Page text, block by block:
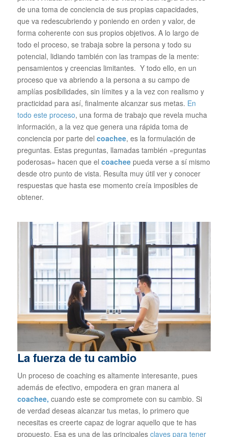
de una toma de conciencia de sus propias capacidades,
que va redescubriendo y poniendo en orden y valor, de
forma coherente con sus propios objetivos. A lo largo de
todo el proceso, se trabaja sobre la persona y todo su
potencial, lidiando también con las trampas de la mente:
pensamientos y creencias limitantes. Y todo ello, en un
proceso que va abriendo a la persona a su campo de
amplías posibilidades, sin límites y a la vez con realismo y
practicidad para así, finalmente alcanzar sus metas. En
todo este proceso, una forma de trabajo que revela mucha
información, a la vez que genera una rápida toma de
conciencia por parte del coachee, es la formulación de
preguntas. Estas preguntas, llamadas también «preguntas
poderosas» hacen que el coacheepueda verse a sí mismo
desde otro punto de vista. Resulta muy útil ver y conocer
respuestas que hasta ese momento creía imposibles de
obtener.
La fuerza de tu cambio
Un proceso de coaching es altamente interesante, pues
además de efectivo, empodera en gran manera al
coachee, cuando este se compromete con su cambio. Si
de verdad deseas alcanzar tus metas, lo primero que
necesitas es creerte capaz de lograr aquello que te has
propuesto. Esa es una de las principales claves para tener